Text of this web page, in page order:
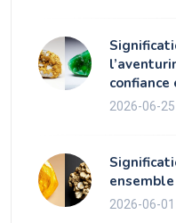
2026-06-25
2026-06-01